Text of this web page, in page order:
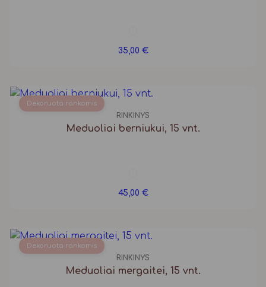
35,00 €
Dekoruota rankomis
RINKINYS
Meduoliai berniukui, 15 vnt.
45,00 €
Dekoruota rankomis
RINKINYS
Meduoliai mergaitei, 15 vnt.